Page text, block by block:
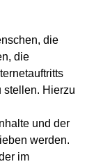
die
die
stellen. Hierzu
und der
werden.
im